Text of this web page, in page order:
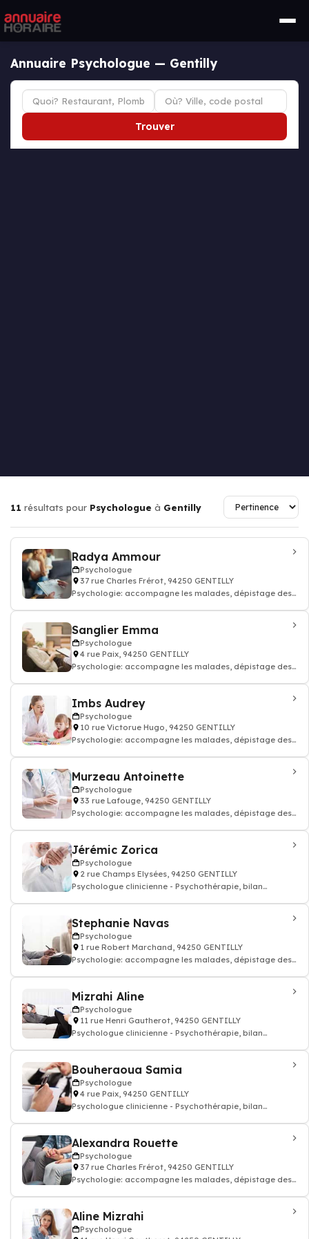
Annuaire Psychologue — Gentilly
Trouver
11 résultats pour Psychologue à Gentilly
Radya Ammour
Psychologue
37 rue Charles Frérot, 94250 GENTILLY
Psychologie: accompagne les malades, dépistage des
Sanglier Emma
Psychologue
4 rue Paix, 94250 GENTILLY
Psychologie: accompagne les malades, dépistage des
Imbs Audrey
Psychologue
10 rue Victorue Hugo, 94250 GENTILLY
Psychologie: accompagne les malades, dépistage des
Murzeau Antoinette
Psychologue
33 rue Lafouge, 94250 GENTILLY
Psychologie: accompagne les malades, dépistage des
Jérémic Zorica
Psychologue
2 rue Champs Elysées, 94250 GENTILLY
Psychologue clinicienne - Psychothérapie, bilan
Stephanie Navas
Psychologue
1 rue Robert Marchand, 94250 GENTILLY
Psychologie: accompagne les malades, dépistage des
Mizrahi Aline
Psychologue
11 rue Henri Gautherot, 94250 GENTILLY
Psychologue clinicienne - Psychothérapie, bilan
Bouheraoua Samia
Psychologue
4 rue Paix, 94250 GENTILLY
Psychologue clinicienne - Psychothérapie, bilan
Alexandra Rouette
Psychologue
37 rue Charles Frérot, 94250 GENTILLY
Psychologie: accompagne les malades, dépistage des
Aline Mizrahi
Psychologue